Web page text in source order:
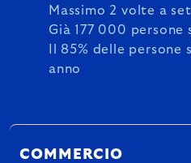
Massimo 2 volte a
Già 177 000 persone
Il 85% delle persone
anno
COMMERCIO